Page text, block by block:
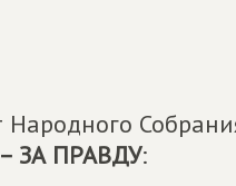
ЗА ПРАВДУ: